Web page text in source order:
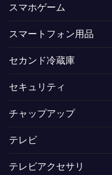
スマホゲーム
スマートフォン用品
セカンド冷蔵庫
セキュリティ
チャップアップ
テレビ
テレビアクセサリ